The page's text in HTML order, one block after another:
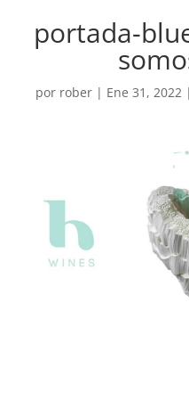
portada-
por rober | Ene 31, 2022